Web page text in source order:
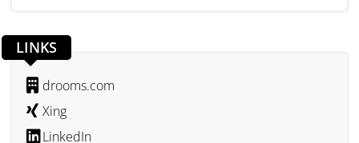
LINKS
drooms.com
Xing
LinkedIn